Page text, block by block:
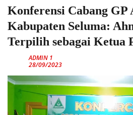
Konferensi Cabang GP
Kabupaten Seluma:
Terpilih sebagai Ketua
ADMIN 1
28/09/2023